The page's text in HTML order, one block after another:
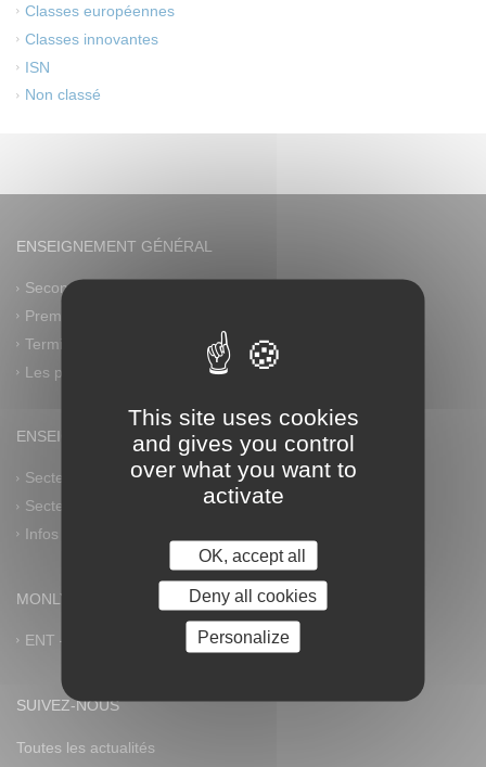
Classes européennes
Classes innovantes
ISN
Non classé
ENSEIGNEMENT GÉNÉRAL
Seconde générale et technologique
Première générale
Terminale générale
Les plus
ENSEIGNEMENT PROFESSIONNEL
Secteur industriel
Secteur tertiaire
Infos pratiques
MONLYCEE.NET (ENT) – PRONOTE
ENT – Accès à PRONOTE
SUIVEZ-NOUS
Toutes les actualités
This site uses cookies
and gives you control
over what you want to
activate
OK, accept all
Deny all cookies
Personalize